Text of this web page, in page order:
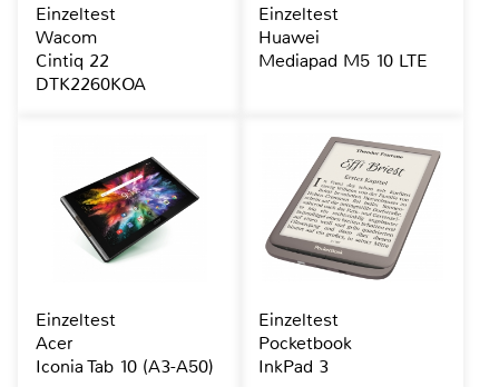
Einzeltest
Wacom
Cintiq 22
DTK2260KOA
Einzeltest
Huawei
Mediapad M5 10 LTE
Einzeltest
Acer
Iconia Tab 10 (A3-A50)
Einzeltest
Pocketbook
InkPad 3